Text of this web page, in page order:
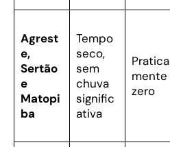
Agrest
e,
Sertão
e
Matopi
ba
Tempo
seco,
sem
chuva
signific
ativa
Pratica
mente
zero